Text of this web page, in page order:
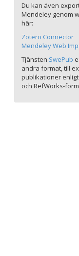
Du kan även
Mendeley genom
här:
Zotero Connector
Mendeley Web
Tjänsten SwePub
andra format, till
publikationer enligt
och RefWorks-